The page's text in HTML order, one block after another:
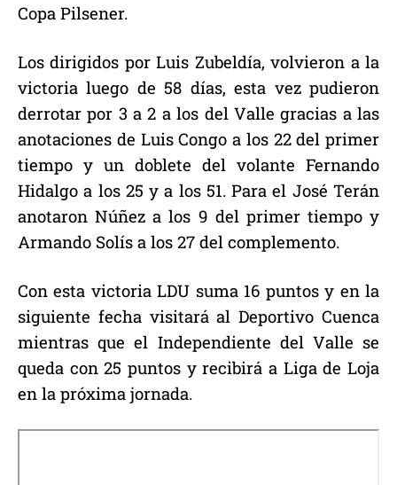
Copa Pilsener.
Los dirigidos por Luis Zubeldía, volvieron a la
victoria luego de 58 días, esta vez pudieron
derrotar por 3 a 2 a los del Valle gracias a las
anotaciones de Luis Congo a los 22 del primer
tiempo y un doblete del volante Fernando
Hidalgo a los 25 y a los 51. Para el José Terán
anotaron Núñez a los 9 del primer tiempo y
Armando Solís a los 27 del complemento.
Con esta victoria LDU suma 16 puntos y en la
siguiente fecha visitará al Deportivo Cuenca
mientras que el Independiente del Valle se
queda con 25 puntos y recibirá a Liga de Loja
en la próxima jornada.